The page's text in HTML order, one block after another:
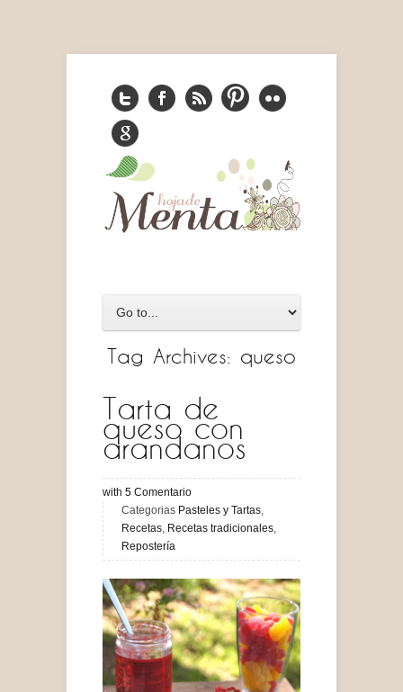
Tag Archives: queso
Tarta de
queso con
arandanos
with 5 Comentario
Categorias Pasteles y Tartas,
Recetas, Recetas tradicionales,
Repostería